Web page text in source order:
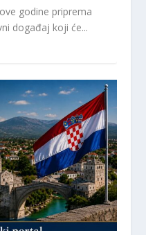
godine priprema
događaj koji će...